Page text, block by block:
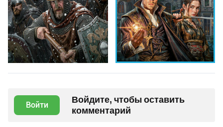
Войти
Войдите, чтобы оставить
комментарий